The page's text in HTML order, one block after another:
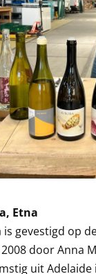
Etna
is gevestigd op
door Anna
uit